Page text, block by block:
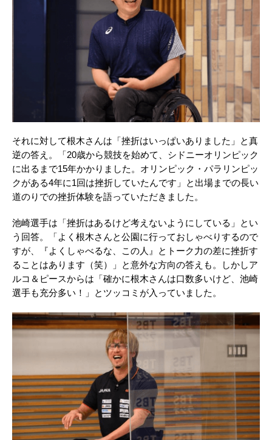
それに対して根木さんは「挫折はいっぱいありました」と真
逆の答え。「20歳から競技を始めて、シドニーオリンピック
に出るまで15年かかりました。オリンピック・パラリンピッ
クがある4年に1回は挫折していたんです」と出場までの長い
道のりでの挫折体験を語っていただきました。
池崎選手は「挫折はあるけど考えないようにしている」とい
う回答。「よく根木さんと公園に行っておしゃべりするので
すが、『よくしゃべるな、この人』とトーク力の差に挫折す
ることはあります（笑）」と意外な方向の答えも。しかしア
ルコ＆ピースからは「確かに根木さんは口数多いけど、池崎
選手も充分多い！」とツッコミが入っていました。